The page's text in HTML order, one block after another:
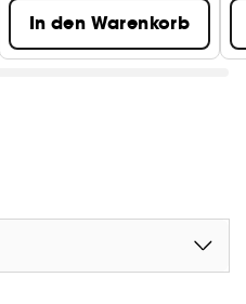
In den Warenkorb